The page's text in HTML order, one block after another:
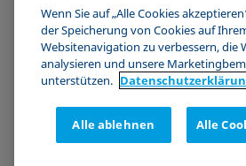
Stellenangebote
Events
Impressum
Datenschutzerklärung
Cookie-Richtlinie
Zertifizierungen (ISO 9001)
Newsletter-Anmeldung
WERDE TEIL DER KRÜSS COMMUNITY
Wenn Sie auf „Alle Cookies
der Speicherung von Cookies auf
Websitenavigation zu verbessern, die
analysieren und unsere
unterstützen.
Alle ablehnen Alle